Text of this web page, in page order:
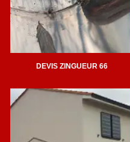
DEVIS ZINGUEUR 66